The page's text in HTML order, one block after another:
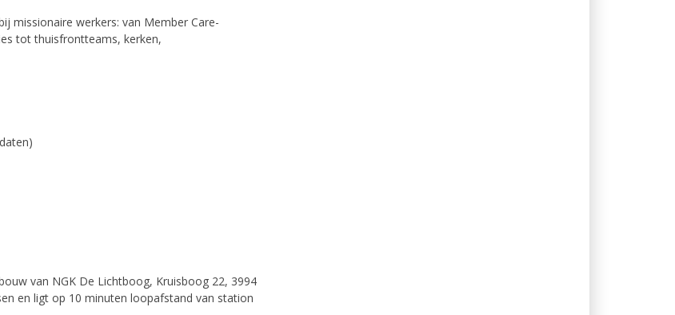
missionaire werkers: van Member Care-
tot thuisfrontteams, kerken,
van NGK De Lichtboog, Kruisboog 22, 3994
en ligt op 10 minuten loopafstand van station